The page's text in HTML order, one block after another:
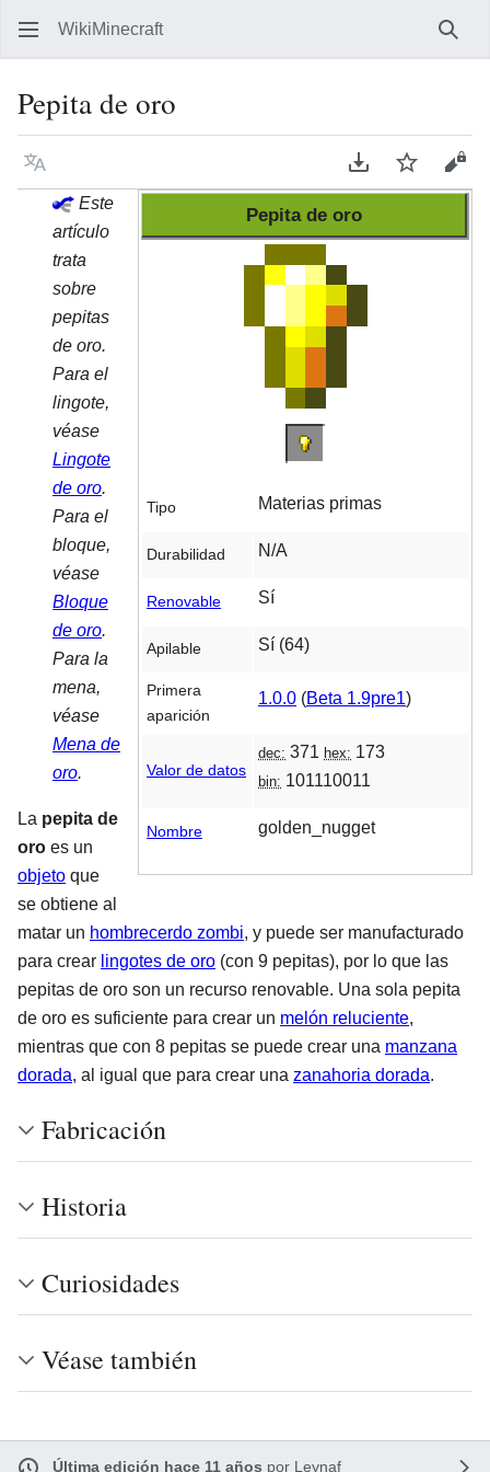
WikiMinecraft
Pepita de oro
Idioma Descargar en
VigilarVer
Pepita de oro
Tipo Materias primas
Durabilidad N/A
Renovable Sí
Apilable Sí (64)
Primera
aparición
1.0.0 (Beta 1.9pre1)
Valor de datos
dec: 371 hex: 173
bin: 101110011
Nombre golden_nugget
Este
artículo
trata
sobre
pepitas
de oro.
Para el
lingote,
véase
Lingote
de oro.
Para el
bloque,
véase
Bloque
de oro.
Para la
mena,
véase
Mena de
oro.
La pepita de
oro es un
objeto que
se obtiene al
matar un hombrecerdo zombi, y puede ser manufacturado
para crear lingotes de oro (con 9 pepitas), por lo que las
pepitas de oro son un recurso renovable. Una sola pepita
de oro es suficiente para crear un melón reluciente,
mientras que con 8 pepitas se puede crear una manzana
dorada, al igual que para crear una zanahoria dorada.
Fabricación
Historia
Curiosidades
Véase también
Última edición hace 11 años por Leynaf